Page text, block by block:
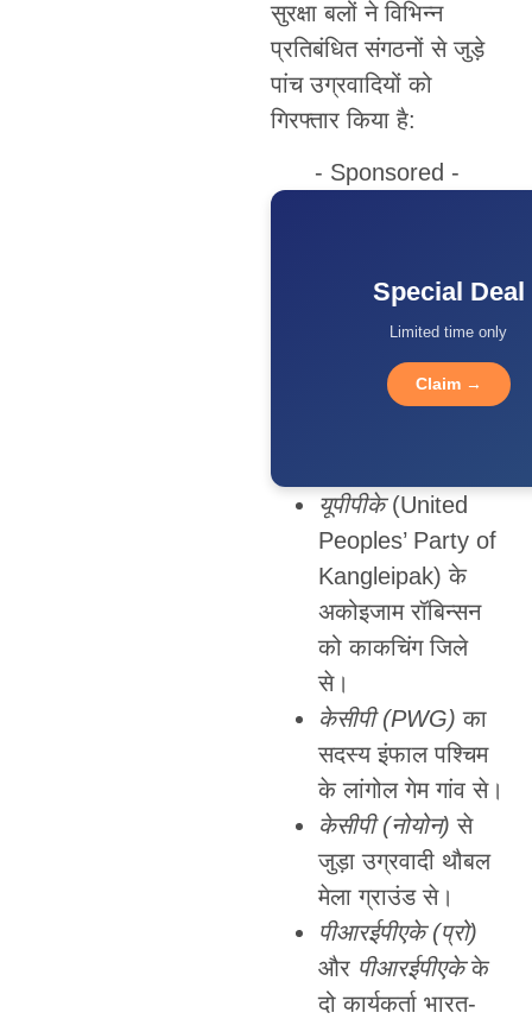
सुरक्षा बलों ने विभिन्न
प्रतिबंधित संगठनों से जुड़े
पांच उग्रवादियों को
गिरफ्तार किया है:
- Sponsored -
Special Deal
Limited time only
Claim →
यूपीपीके(United
Peoples’ Party of
Kangleipak) के
अकोइजाम रॉबिन्सन
को काकचिंग जिले
से।
केसीपी (PWG) का
सदस्य इंफाल पश्चिम
के लांगोल गेम गांव से।
केसीपी (नोयोन) से
जुड़ा उग्रवादी थौबल
मेला ग्राउंड से।
पीआरईपीएके (प्रो)
और पीआरईपीएकेके
दो कार्यकर्ता भारत-